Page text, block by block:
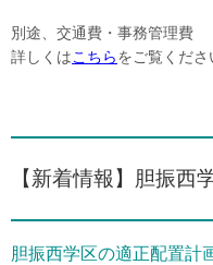
別途、交通費・事務管理費
詳しくはこちらをご覧くださ
【新着情報】胆振西
胆振西学区の適正配置計